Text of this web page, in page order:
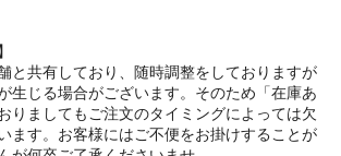
と共有しており、随時調整をしておりますが
生じる場合がございます。そのため「在庫あ
りましてもご注文のタイミングによっては欠
ます。お客様にはご不便をお掛けすることが